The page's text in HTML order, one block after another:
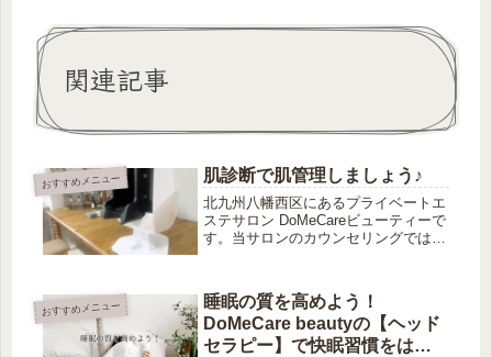
関連記事
おすすめメニュー 肌診断で肌管理しましょう♪
北九州八幡西区にあるプライベートエ
ステサロン DoMeCareビューティーで
す。当サロンのカウンセリングでは最
ため、予防のための施術をご提案する
ことが可能です。
おすすめメニュー
睡眠の質を高めよう！
DoMeCare beautyの【ヘッド
セラピー】で快眠習慣をはじ